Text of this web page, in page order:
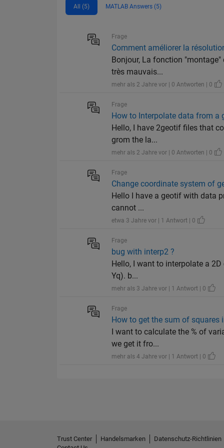
All (5) MATLAB Answers (5)
Frage
Comment améliorer la
Bonjour, La fonction
très mauvais...
mehr als 2 Jahre vor | 0 Antworten | 0
Frage
How to Interpolate data from
Hello, I have 2geotif files that
grom the la...
mehr als 2 Jahre vor | 0 Antworten | 0
Frage
Change coordinate system of
Hello I have a geotif with data
cannot ...
etwa 3 Jahre vor | 1 Antwort | 0
Frage
bug with interp2 ?
Hello, I want to interpolate a
Yq). b...
mehr als 3 Jahre vor | 1 Antwort | 0
Frage
How to get the sum of squares
I want to calculate the % of
we get it fro...
mehr als 4 Jahre vor | 1 Antwort | 0
Trust Center Handelsmarken Datenschutz-Richtlinien